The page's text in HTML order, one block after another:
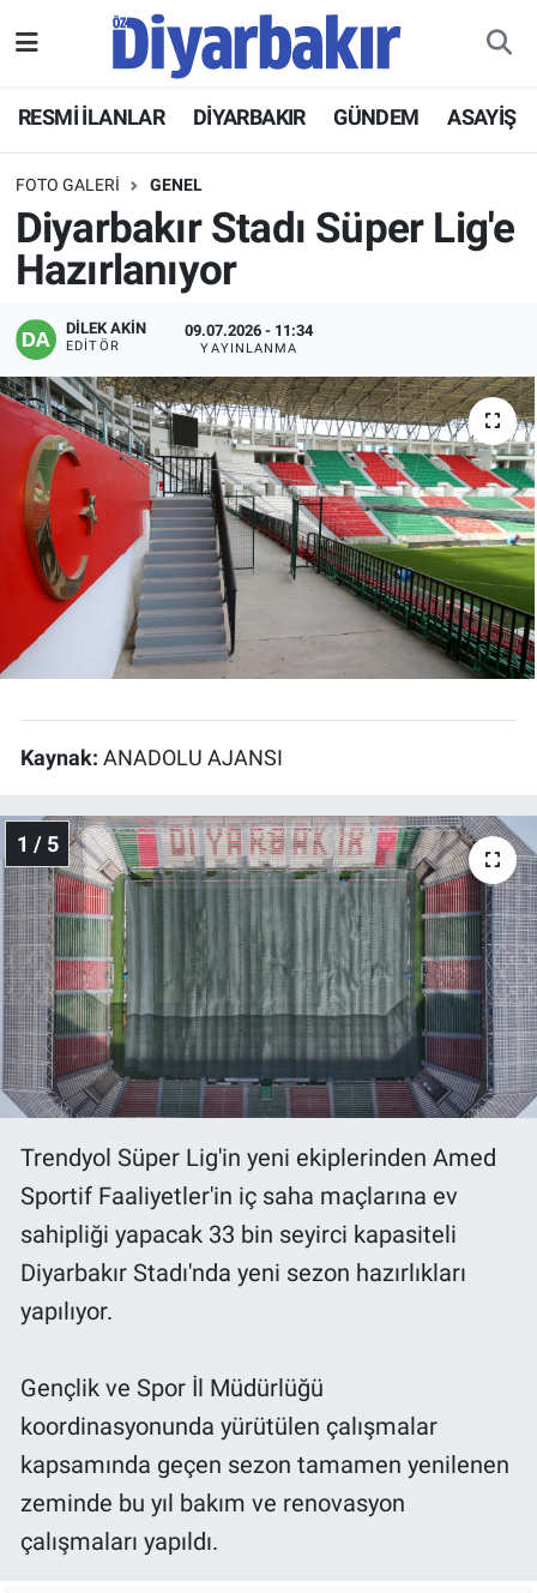
RESMİ İLANLAR DİYARBAKIR GÜNDEM ASAYİŞ
FOTO GALERI GENEL
Diyarbakır Stadı Süper Lig'e
Hazırlanıyor
DİLEK AKİN
EDITÖR
09.07.2026 - 11:34
YAYINLANMA
Kaynak: ANADOLU AJANSI
1 / 5
Trendyol Süper Lig'in yeni ekiplerinden Amed
Sportif Faaliyetler'in iç saha maçlarına ev
sahipliği yapacak 33 bin seyirci kapasiteli
Diyarbakır Stadı'nda yeni sezon hazırlıkları
yapılıyor.
Gençlik ve Spor İl Müdürlüğü
koordinasyonunda yürütülen çalışmalar
kapsamında geçen sezon tamamen yenilenen
zeminde bu yıl bakım ve renovasyon
çalışmaları yapıldı.
ASAYİŞ
DİYARBAKIR
EKONOMİ
GÜNDEM
BÖLGE
DÜNYA
KÜLTÜR SANAT
EĞİTİM
ÖZEL HABER
SAĞLIK
SPOR
TEKNOLOJİ
Hava Durumu
Namaz Vakitleri
Trafik Durumu
Süper Lig Puan Durumu ve Fikstür
Tüm Manşetler
Son Dakika Haberleri
Haber Arşivi